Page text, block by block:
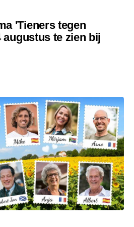
'Tieners tegen
augustus te zien bij